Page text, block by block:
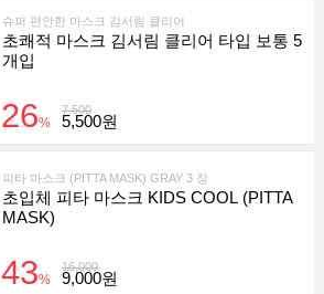
슈퍼 편안한 마스크 김서림 클리어
초쾌적 마스크 김서림 클리어 타입 보통 5
개입
7,500
26% 5,500원
피타 마스크 (PITTA MASK) GRAY 3 장
초입체 피타 마스크 KIDS COOL (PITTA
MASK)
16,000
43% 9,000원